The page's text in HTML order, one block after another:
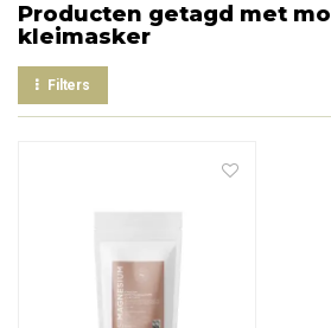
Producten getagd met
kleimasker
Filters